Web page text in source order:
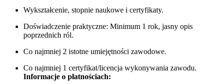
Wykształcenie, stopnie naukowe i certyfikaty.
Doświadczenie praktyczne: Minimum 1 rok, jasny opis
poprzednich ról.
Co najmniej 2 istotne umiejętności zawodowe.
Co najmniej 1 certyfikat/licencja wykonywania zawodu.
Informacje o płatnościach: